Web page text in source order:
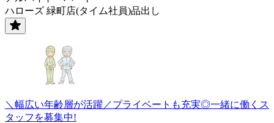
ハローズ 緑町店(タイム社員)品出し
＼幅広い年齢層が活躍／プライベートも充実◎一緒に働くス
タッフを募集中!